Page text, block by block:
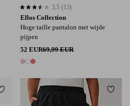
Ellos Collection
Hoge taille pantalon met wijde
pijpen
52 EUR69,99 EUR
3 kleuren
3,5 op basis van 13 beoordelingen
3,5 (13)
Toevoegen aan favorieten